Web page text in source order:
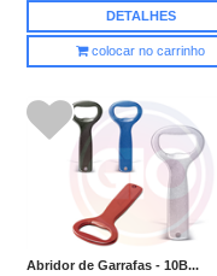
DETALHES
colocar no carrinho
Abridor de Garrafas - 10B...